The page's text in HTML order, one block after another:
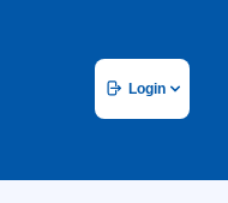
Login